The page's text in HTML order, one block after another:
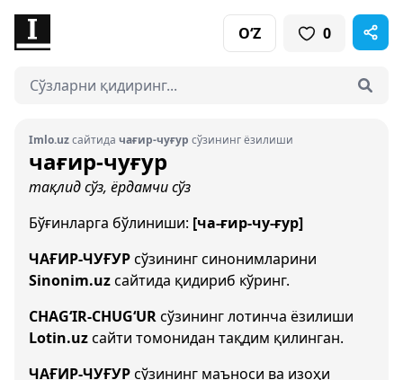
O‘Z 0
Imlo.uzсайтида чағир-чуғур сўзининг ёзилиши
чағир-чуғур
тақлид сўз, ёрдамчи сўз
Бўғинларга бўлиниши: [ча-ғир-чу-ғур]
ЧАҒИР-ЧУҒУРсўзининг синонимларини
Sinonim.uzсайтида қидириб кўринг.
CHAG‘IR-CHUG‘URсўзининг лотинча ёзилиши
Lotin.uzсайти томонидан тақдим қилинган.
ЧАҒИР-ЧУҒУРсўзининг маъноси ва изоҳи